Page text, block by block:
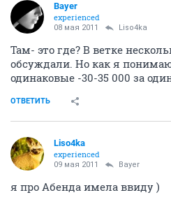
Bayer
experienced
08 мая 2011 Liso4ka
Там- это где? В ветке
обсуждали. Но как я
одинаковые -30-35 000 за
ОТВЕТИТЬ
Liso4ka
experienced
09 мая 2011 Bayer
я про Абенда имела ввиду )